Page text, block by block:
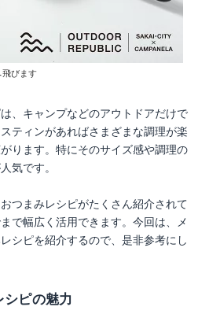
びます
、キャンプなどのアウトドアだけで
ティンがあればさまざまな調理が楽
ります。特にそのサイズ感や調理の
気です。
つまみレシピがたくさん紹介されて
で幅広く活用できます。今回は、メ
シピを紹介するので、是非参考にし
ピの魅力